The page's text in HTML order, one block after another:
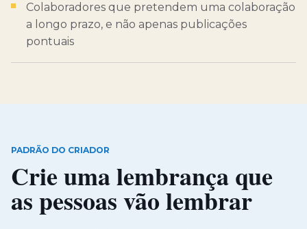
Colaboradores que pretendem uma colaboração
a longo prazo, e não apenas publicações
pontuais
PADRÃO DO CRIADOR
Crie uma lembrança que
as pessoas vão lembrar